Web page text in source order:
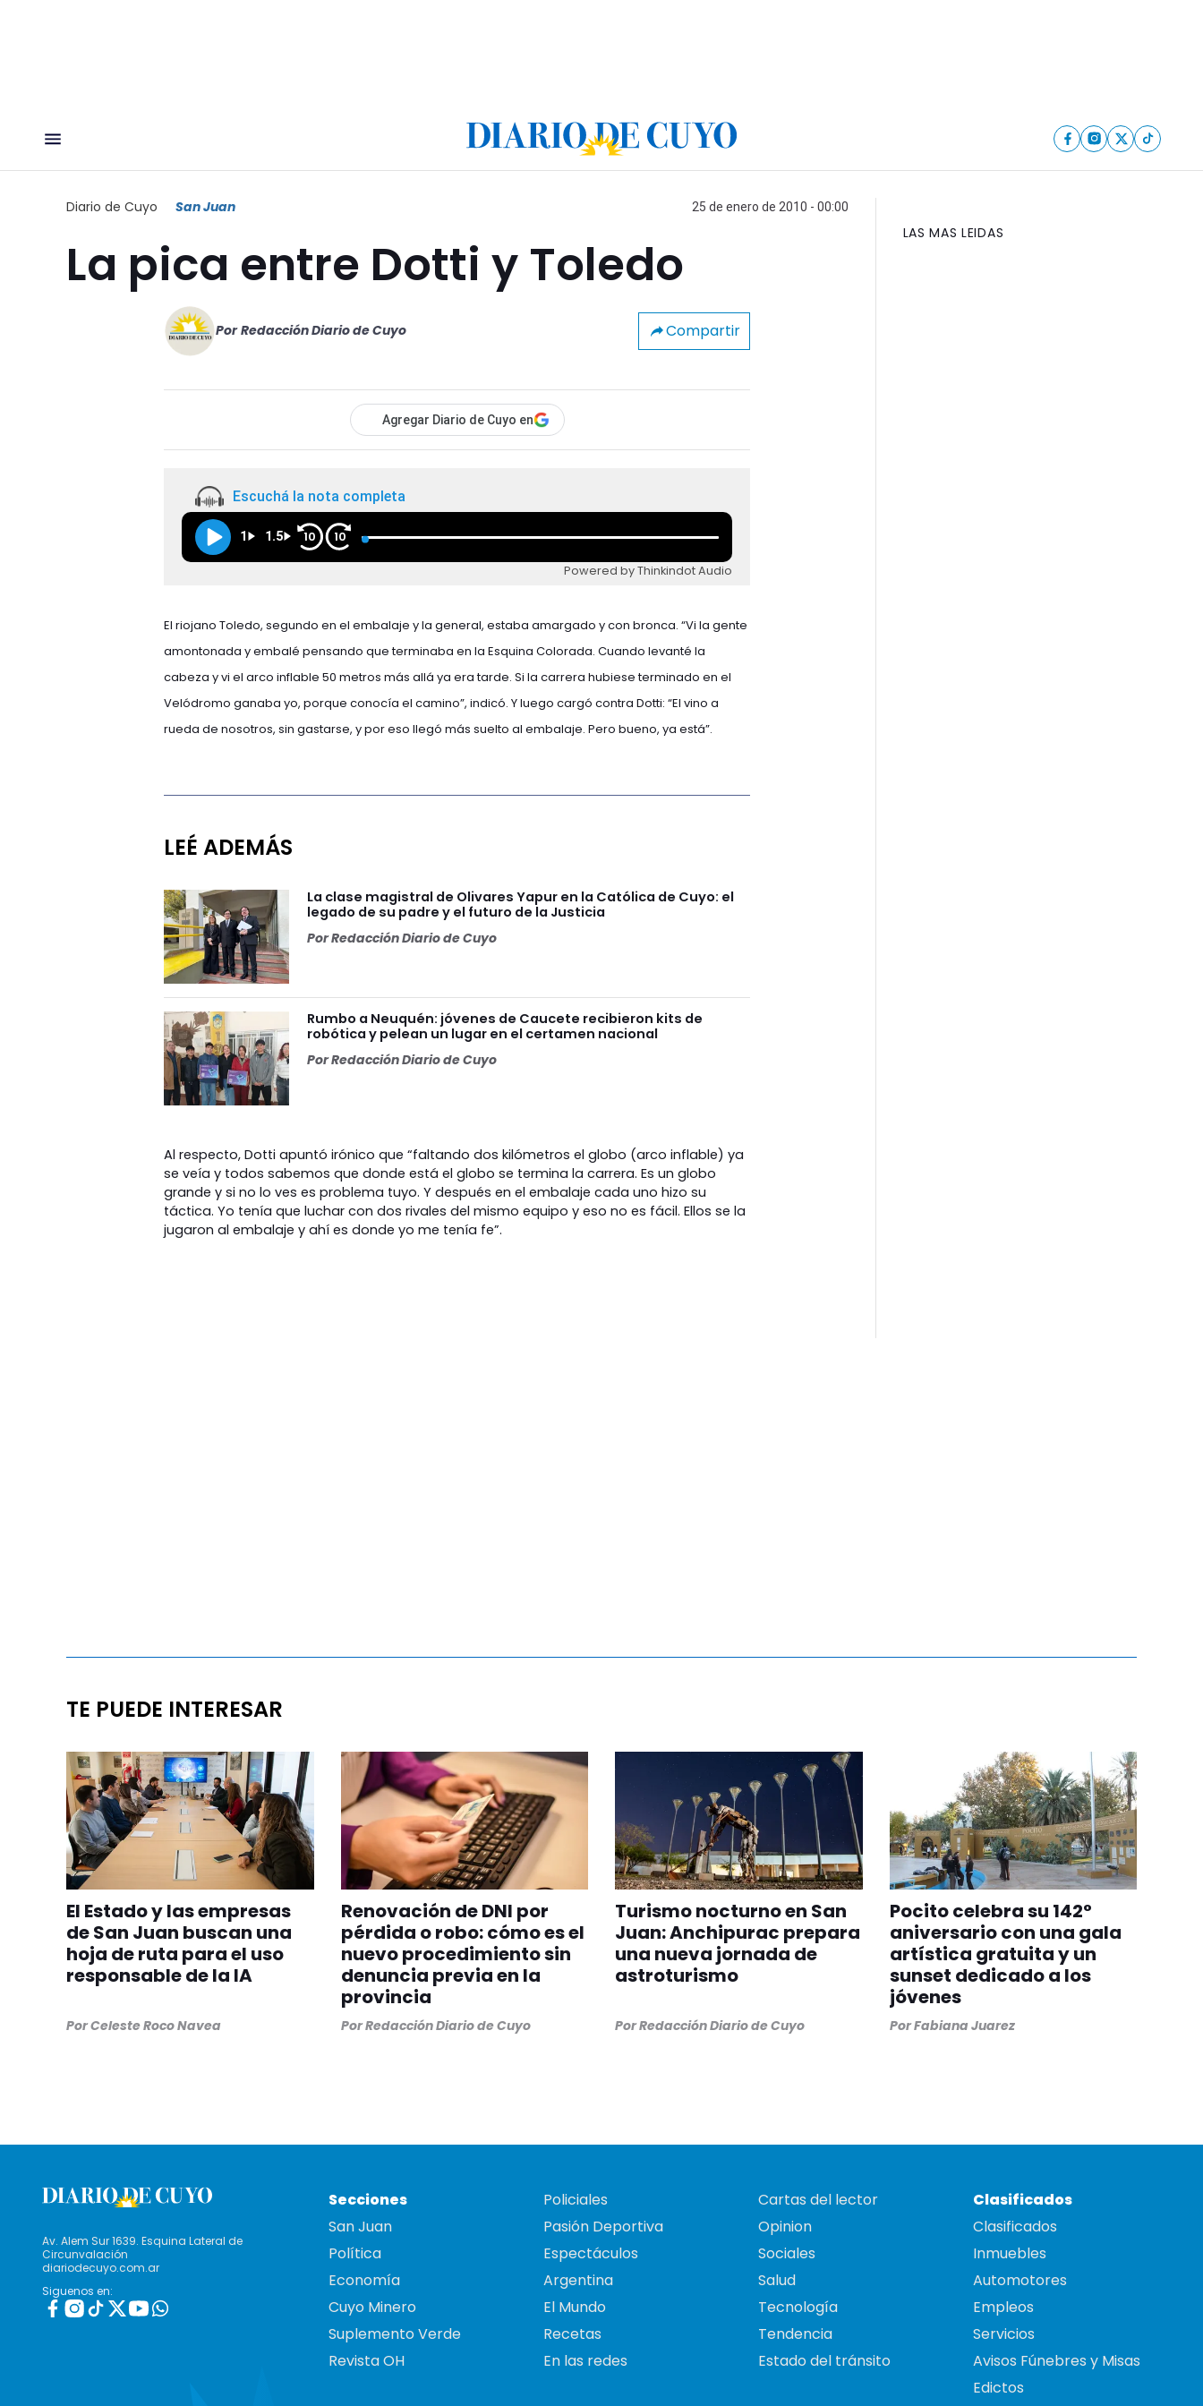
Diario de Cuyo San Juan 25 de enero de 2010 - 00:00
La pica entre Dotti y Toledo
Por Redacción Diario de Cuyo Compartir
Agregar Diario de Cuyo en
Escuchá la nota completa
1 1.5 10 10
Powered by Thinkindot Audio
El riojano Toledo, segundo en el embalaje y la general, estaba amargado y con bronca. “Vi la gente
amontonada y embalé pensando que terminaba en la Esquina Colorada. Cuando levanté la
cabeza y vi el arco inflable 50 metros más allá ya era tarde. Si la carrera hubiese terminado en el
Velódromo ganaba yo, porque conocía el camino”, indicó. Y luego cargó contra Dotti: “El vino a
rueda de nosotros, sin gastarse, y por eso llegó más suelto al embalaje. Pero bueno, ya está”.
LEÉ ADEMÁS
La clase magistral de Olivares Yapur en la Católica de Cuyo: el
legado de su padre y el futuro de la Justicia
PorRedacción Diario de Cuyo
Rumbo a Neuquén: jóvenes de Caucete recibieron kits de
robótica y pelean un lugar en el certamen nacional
PorRedacción Diario de Cuyo
Al respecto, Dotti apuntó irónico que “faltando dos kilómetros el globo (arco inflable) ya
se veía y todos sabemos que donde está el globo se termina la carrera. Es un globo
grande y si no lo ves es problema tuyo. Y después en el embalaje cada uno hizo su
táctica. Yo tenía que luchar con dos rivales del mismo equipo y eso no es fácil. Ellos se la
jugaron al embalaje y ahí es donde yo me tenía fe”.
LAS MAS LEIDAS
TE PUEDE INTERESAR
El Estado y las empresas
de San Juan buscan una
hoja de ruta para el uso
responsable de la IA
PorCeleste Roco Navea
Renovación de DNI por
pérdida o robo: cómo es el
nuevo procedimiento sin
denuncia previa en la
provincia
PorRedacción Diario de Cuyo
Turismo nocturno en San
Juan: Anchipurac prepara
una nueva jornada de
astroturismo
PorRedacción Diario de Cuyo
Pocito celebra su 142°
aniversario con una gala
artística gratuita y un
sunset dedicado a los
jóvenes
PorFabiana Juarez
Av. Alem Sur 1639. Esquina Lateral de
Circunvalación
diariodecuyo.com.ar
Siguenos en:
Secciones
San Juan
Política
Economía
Cuyo Minero
Suplemento Verde
Revista OH
Policiales
Pasión Deportiva
Espectáculos
Argentina
El Mundo
Recetas
En las redes
Cartas del lector
Opinion
Sociales
Salud
Tecnología
Tendencia
Estado del tránsito
Clasificados
Clasificados
Inmuebles
Automotores
Empleos
Servicios
Avisos Fúnebres y Misas
Edictos